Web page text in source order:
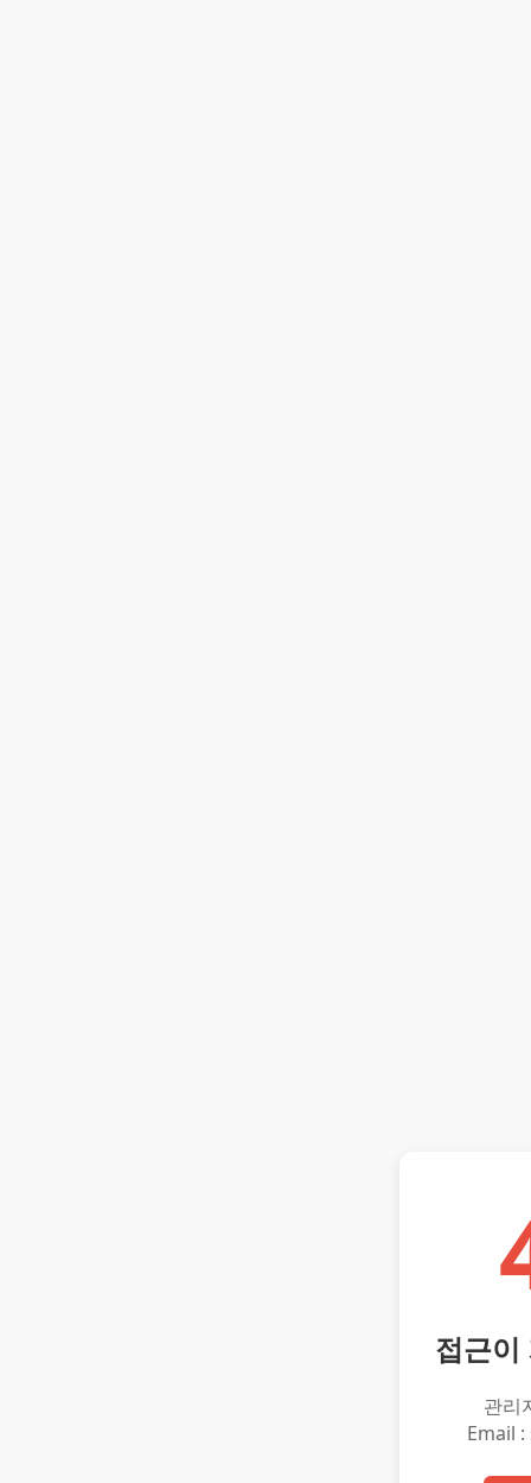
접근이
관리
Email